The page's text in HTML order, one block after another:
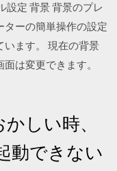
設定 背景 背景のプレ
ターの簡単操作の設定
います。 現在の背景
は変更できます。
しい時、
動できない